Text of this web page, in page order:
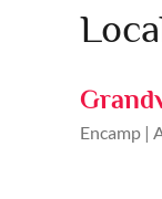
Encamp |